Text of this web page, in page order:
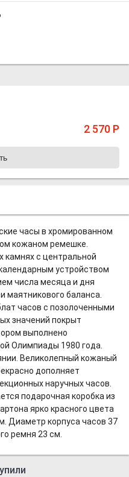
2 570 Р
часы в хромированном
кожаном ремешке.
камнях с центральной
устройством
числа месяца и дня
маятникового баланса.
часов с позолоченными
значений покрыт
выполнено
Олимпиады 1980 года.
Великолепный кожаный
дополняет
наручных часов.
подарочная коробка из
ярко красного цвета
Диаметр корпуса часов 37
ремня 23 см.